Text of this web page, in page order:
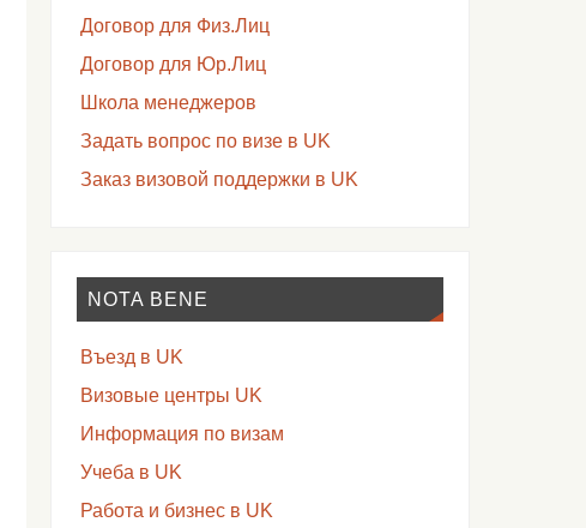
Договор для Физ.Лиц
Договор для Юр.Лиц
Школа менеджеров
Задать вопрос по визе в UK
Заказ визовой поддержки в UK
NOTA BENE
Въезд в UK
Визовые центры UK
Информация по визам
Учеба в UK
Работа и бизнес в UK